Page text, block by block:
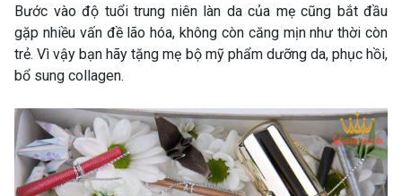
Bước vào độ tuổi trung niên làn da của mẹ cũng bắt đầu
gặp nhiều vấn đề lão hóa, không còn căng mịn như thời còn
trẻ. Vì vậy bạn hãy tặng mẹ bộ mỹ phẩm dưỡng da, phục hồi,
bổ sung collagen.